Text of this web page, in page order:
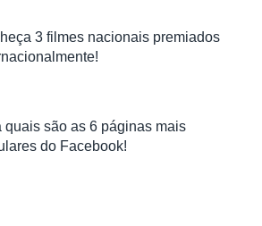
3 filmes nacionais premiados
quais são as 6 páginas mais
do Facebook!